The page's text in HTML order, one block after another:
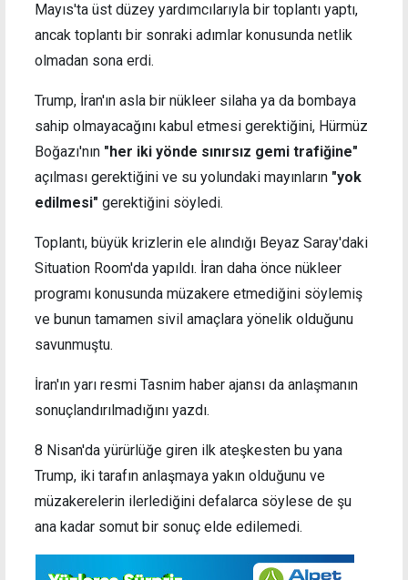
Mayıs'ta üst düzey yardımcılarıyla bir toplantı yaptı,
ancak toplantı bir sonraki adımlar konusunda netlik
olmadan sona erdi.
Trump, İran'ın asla bir nükleer silaha ya da bombaya
sahip olmayacağını kabul etmesi gerektiğini, Hürmüz
Boğazı'nın "her iki yönde sınırsız gemi trafiğine"
açılması gerektiğini ve su yolundaki mayınların "yok
edilmesi" gerektiğini söyledi.
Toplantı, büyük krizlerin ele alındığı Beyaz Saray'daki
Situation Room'da yapıldı. İran daha önce nükleer
programı konusunda müzakere etmediğini söylemiş
ve bunun tamamen sivil amaçlara yönelik olduğunu
savunmuştu.
İran'ın yarı resmi Tasnim haber ajansı da anlaşmanın
sonuçlandırılmadığını yazdı.
8 Nisan'da yürürlüğe giren ilk ateşkesten bu yana
Trump, iki tarafın anlaşmaya yakın olduğunu ve
müzakerelerin ilerlediğini defalarca söylese de şu
ana kadar somut bir sonuç elde edilemedi.